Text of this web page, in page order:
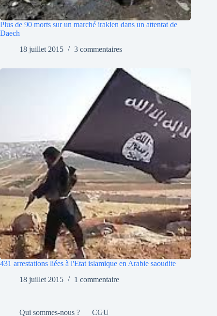
Plus de 90 morts sur un marché irakien dans un attentat de
Daech
18 juillet 2015
3 commentaires
431 arrestations liées à l'Etat islamique en Arabie saoudite
18 juillet 2015
1 commentaire
Qui sommes-nous ? CGU